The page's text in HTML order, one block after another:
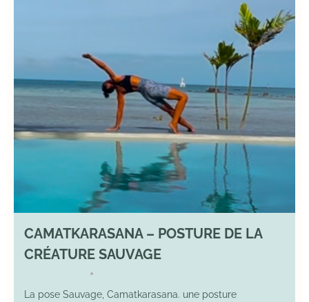
CAMATKARASANA – POSTURE DE LA
CRÉATURE SAUVAGE
•
La pose Sauvage, Camatkarasana. une posture